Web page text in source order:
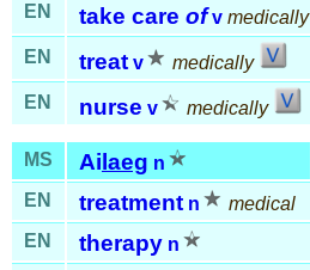
EN
take care of v medically
EN
treat v
medically
EN
nurse v medically
MS Ai laeg n
EN treatment n
medical
EN
therapy n